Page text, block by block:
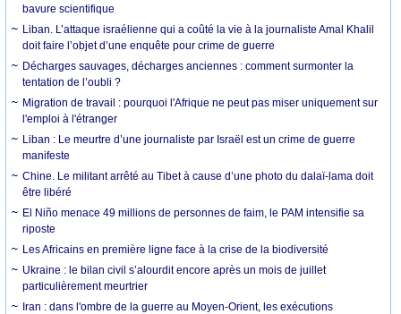
bavure scientifique
Liban. L’attaque israélienne qui a coûté la vie à la journaliste Amal Khalil
doit faire l’objet d’une enquête pour crime de guerre
Décharges sauvages, décharges anciennes : comment surmonter la
tentation de l’oubli ?
Migration de travail : pourquoi l'Afrique ne peut pas miser uniquement sur
l'emploi à l'étranger
Liban : Le meurtre d’une journaliste par Israël est un crime de guerre
manifeste
Chine. Le militant arrêté au Tibet à cause d’une photo du dalaï-lama doit
être libéré
El Niño menace 49 millions de personnes de faim, le PAM intensifie sa
riposte
Les Africains en première ligne face à la crise de la biodiversité
Ukraine : le bilan civil s’alourdit encore après un mois de juillet
particulièrement meurtrier
Iran : dans l'ombre de la guerre au Moyen-Orient, les exécutions